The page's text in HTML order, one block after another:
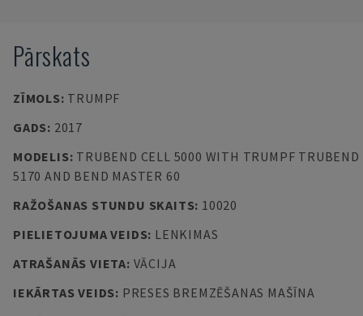
Pārskats
ZĪMOLS: TRUMPF
GADS: 2017
MODELIS: TRUBEND CELL 5000 WITH TRUMPF TRUBEND
5170 AND BEND MASTER 60
RAŽOŠANAS STUNDU SKAITS: 10020
PIELIETOJUMA VEIDS: LENKIMAS
ATRAŠANĀS VIETA: VĀCIJA
IEKĀRTAS VEIDS: PRESES BREMZĒŠANAS MAŠĪNA